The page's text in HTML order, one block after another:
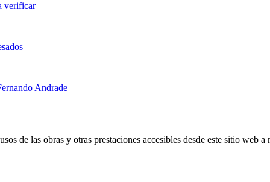
verificar
Andrade
de las obras y otras prestaciones accesibles desde este sitio web